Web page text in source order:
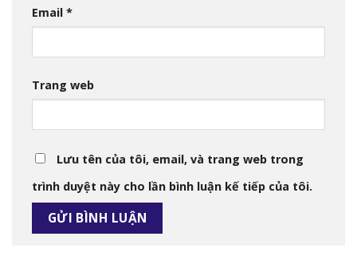
Email *
Trang web
Lưu tên của tôi, email, và trang web trong
trình duyệt này cho lần bình luận kế tiếp của tôi.